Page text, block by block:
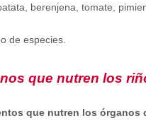
berenjena, tomate,
de especies.
que nutren los
que nutren los órganos